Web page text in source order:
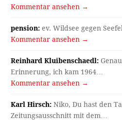
Kommentar ansehen →
pension: ev. Wildsee gegen
Kommentar ansehen →
Reinhard Kluibenschaedl:
Erinnerung, ich kam 1964…
Kommentar ansehen →
Karl Hirsch: Niko, Du hast den
Zeitungsausschnitt mit dem…